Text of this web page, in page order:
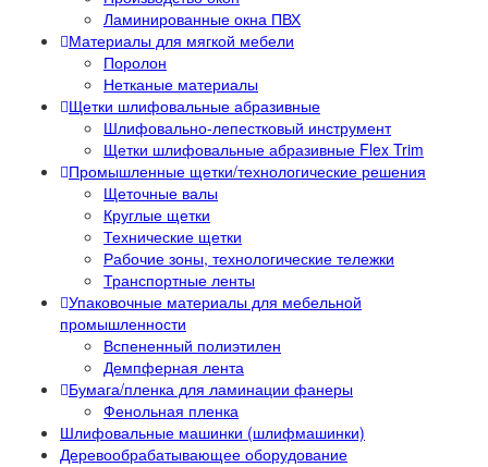
Ламинированные окна ПВХ
Материалы для мягкой мебели
Поролон
Нетканые материалы
Щетки шлифовальные абразивные
Шлифовально-лепестковый инструмент
Щетки шлифовальные абразивные Flex Trim
Промышленные щетки/технологические решения
Щеточные валы
Круглые щетки
Технические щетки
Рабочие зоны, технологические тележки
Транспортные ленты
Упаковочные материалы для мебельной
промышленности
Вспененный полиэтилен
Демпферная лента
Бумага/пленка для ламинации фанеры
Фенольная пленка
Шлифовальные машинки (шлифмашинки)
Деревообрабатывающее оборудование